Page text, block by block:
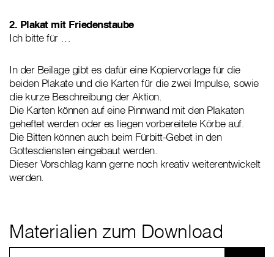
2. Plakat mit Friedenstaube
Ich bitte für …
In der Beilage gibt es dafür eine Kopiervorlage für die
beiden Plakate und die Karten für die zwei Impulse, sowie
die kurze Beschreibung der Aktion.
Die Karten können auf eine Pinnwand mit den Plakaten
geheftet werden oder es liegen vorbereitete Körbe auf.
Die Bitten können auch beim Fürbitt-Gebet in den
Gottesdiensten eingebaut werden.
Dieser Vorschlag kann gerne noch kreativ weiterentwickelt
werden.
Materialien zum Download